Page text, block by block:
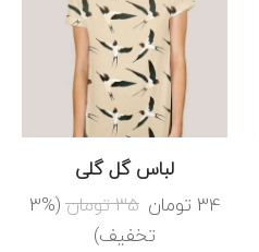
لباس گل گلی
34 تومان 35تومان (3%
تخفیف)